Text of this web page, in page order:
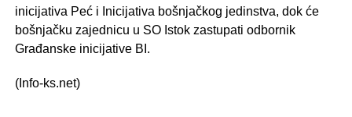
inicijativa Peć i Inicijativa bošnjačkog jedinstva, dok će
bošnjačku zajednicu u SO Istok zastupati odbornik
Građanske inicijative BI.
(Info-ks.net)